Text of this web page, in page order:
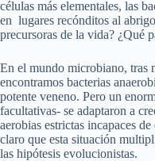
células más elementales, las
en lugares recónditos al
precursoras de la vida? ¿Qué
En el mundo microbiano, tras
encontramos bacterias
potente veneno. Pero un
facultativas- se adaptaron a
aerobias estrictas incapaces
claro que esta situación
las hipótesis evolucionistas.